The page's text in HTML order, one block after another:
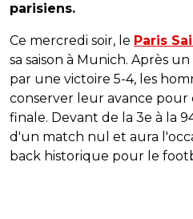
parisiens.
Ce mercredi soir, le Paris
sa saison à Munich. Après
par une victoire 5-4, les
conserver leur avance
finale. Devant de la 3e à la
d'un match nul et aura
back historique pour le